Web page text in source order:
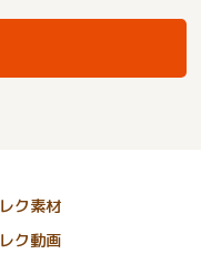
レク素材
レク動画